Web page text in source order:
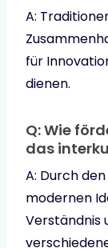
A:
für
dienen.
Q: Wie
das
A: Durch
modernen
Verständnis